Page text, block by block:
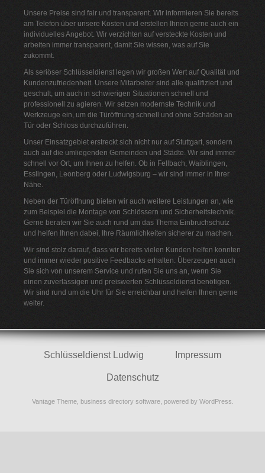
Unsere Preise sind fair und transparent. Wir informieren Sie bereits
am Telefon über unsere Kosten und erstellen Ihnen gerne auch ein
individuelles Angebot. Wir verzichten auf versteckte Kosten und
arbeiten immer transparent, damit Sie wissen, was auf Sie
zukommt.
Als seriöser Schlüsseldienst legen wir großen Wert auf Qualität und
Kundenzufriedenheit. Unsere Mitarbeiter sind alle qualifiziert und
geschult, um auch in schwierigen Situationen schnell und
professionell zu agieren. Wir setzen modernste Technik und
Werkzeuge ein, um die Türöffnung schnell und ohne Schäden an
Tür oder Schloss durchzuführen.
Unser Einsatzgebiet erstreckt sich nicht nur auf Stuttgart, sondern
auch auf die umliegenden Gemeinden und Städte. Wir sind immer
schnell vor Ort, um Ihnen zu helfen. Ob in Fellbach, Waiblingen,
Esslingen, Leonberg oder Ludwigsburg – wir sind immer in Ihrer
Nähe.
Neben der Türöffnung bieten wir auch weitere Leistungen an, wie
zum Beispiel die Montage von Schlössern und Sicherheitstechnik.
Gerne beraten wir Sie auch rund um das Thema Einbruchschutz
und helfen Ihnen dabei, Ihre Räumlichkeiten sicherer zu machen.
Wir sind stolz darauf, dass wir bereits vielen Kunden helfen konnten
und immer wieder positive Feedbacks erhalten. Überzeugen auch
Sie sich von unserem Service und rufen Sie uns an, wenn Sie
einen zuverlässigen und preiswerten Schlüsseldienst benötigen.
Wir sind rund um die Uhr für Sie erreichbar und helfen Ihnen gerne
weiter.
Schlüsseldienst Ludwig Impressum
Datenschutz
Vantage Theme, business directory software, powered by WordPress